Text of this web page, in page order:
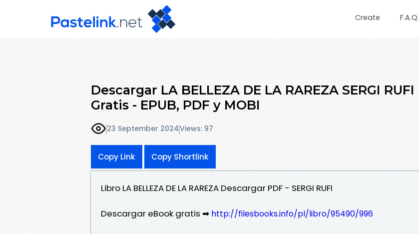
Create F.A.Q.
Descargar LA BELLEZA DE LA RAREZA SERGI RUFI
Gratis - EPUB, PDF y MOBI
23 September 2024Views: 97
Copy Link Copy Shortlink
Libro LA BELLEZA DE LA RAREZA Descargar PDF - SERGI RUFI
Descargar eBook gratis ➡ http://filesbooks.info/pl/libro/95490/996